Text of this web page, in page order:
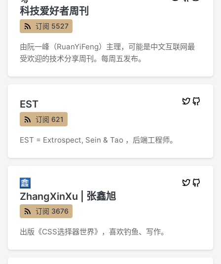
科技爱好者周刊
订阅 5527
由阮一峰（RuanYiFeng）主理，可能是中文互联网最
受欢迎的技术分享周刊。每周五发布。
EST
订阅 621
EST = Extrospect, Sein & Tao ，后端工程师。
ZhangXinXu | 张鑫旭
订阅 3676
出版《CSS选择器世界》，喜欢钓鱼、写作。